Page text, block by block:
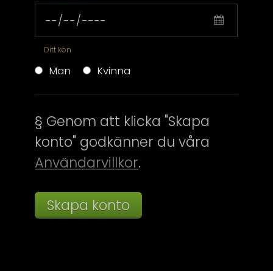
Man Kvinna
Ditt kön
§ Genom att klicka "Skapa
konto" godkänner du våra
Användarvillkor.
Skapa konto